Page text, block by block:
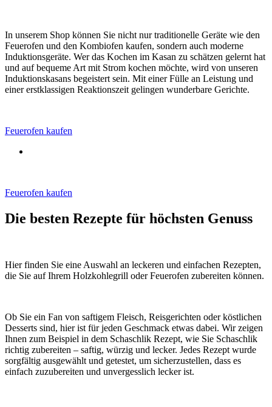
In unserem Shop können Sie nicht nur traditionelle Geräte wie den
Feuerofen und den Kombiofen kaufen, sondern auch moderne
Induktionsgeräte. Wer das Kochen im Kasan zu schätzen gelernt hat
und auf bequeme Art mit Strom kochen möchte, wird von unseren
Induktionskasans begeistert sein. Mit einer Fülle an Leistung und
einer erstklassigen Reaktionszeit gelingen wunderbare Gerichte.
Feuerofen kaufen
Feuerofen kaufen
Die besten Rezepte für höchsten Genuss
Hier finden Sie eine Auswahl an leckeren und einfachen Rezepten,
die Sie auf Ihrem Holzkohlegrill oder Feuerofen zubereiten können.
Ob Sie ein Fan von saftigem Fleisch, Reisgerichten oder köstlichen
Desserts sind, hier ist für jeden Geschmack etwas dabei. Wir zeigen
Ihnen zum Beispiel in dem Schaschlik Rezept, wie Sie Schaschlik
richtig zubereiten – saftig, würzig und lecker. Jedes Rezept wurde
sorgfältig ausgewählt und getestet, um sicherzustellen, dass es
einfach zuzubereiten und unvergesslich lecker ist.